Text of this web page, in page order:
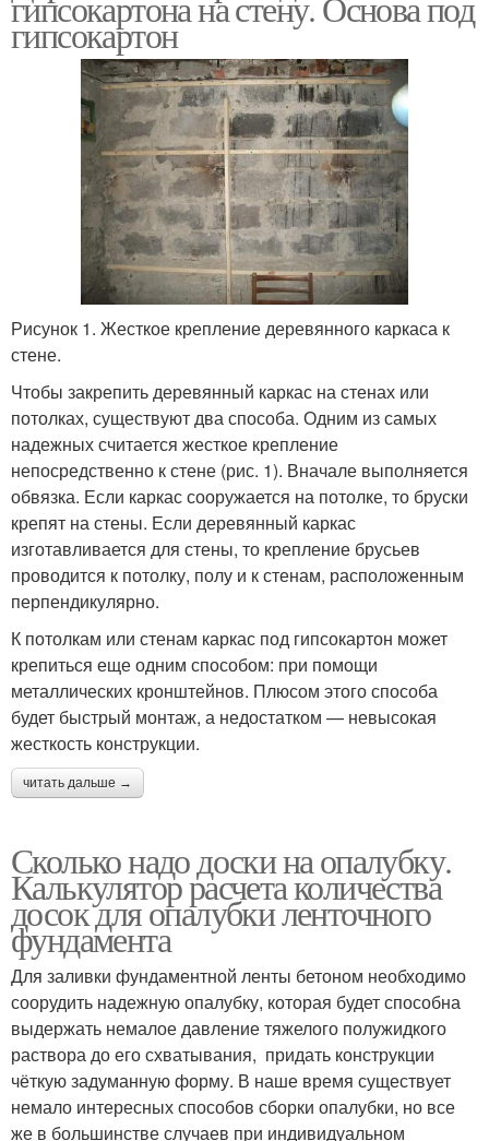
гипсокартон
Рисунок 1. Жесткое крепление деревянного каркаса к
стене.
Чтобы закрепить деревянный каркас на стенах или
потолках, существуют два способа. Одним из самых
надежных считается жесткое крепление
непосредственно к стене (рис. 1). Вначале выполняется
обвязка. Если каркас сооружается на потолке, то бруски
крепят на стены. Если деревянный каркас
изготавливается для стены, то крепление брусьев
проводится к потолку, полу и к стенам, расположенным
перпендикулярно.
К потолкам или стенам каркас под гипсокартон может
крепиться еще одним способом: при помощи
металлических кронштейнов. Плюсом этого способа
будет быстрый монтаж, а недостатком — невысокая
жесткость конструкции.
читать дальше →
Сколько надо доски на опалубку.
Калькулятор расчета количества
досок для опалубки ленточного
фундамента
Для заливки фундаментной ленты бетоном необходимо
соорудить надежную опалубку, которая будет способна
выдержать немалое давление тяжелого полужидкого
раствора до его схватывания, придать конструкции
чёткую задуманную форму. В наше время существует
немало интересных способов сборки опалубки, но все
же в большинстве случаев при индивидуальном